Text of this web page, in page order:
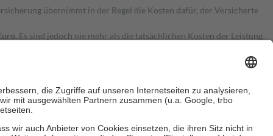
übernimmt in der Regel die Kosten dafür, der Versicherte
Es sind jedoch nie mehr als die tatsächlichen Kosten der Leistung
Zuzahlungen an bei: